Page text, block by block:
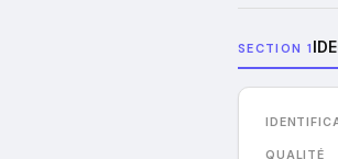
SECTION 1
QUALITÉ